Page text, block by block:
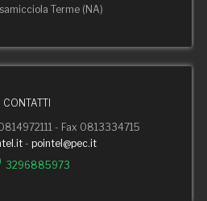
Terme (NA)
CONTATTI
- Fax 0813334715
- pointel@pec.it
3296885973